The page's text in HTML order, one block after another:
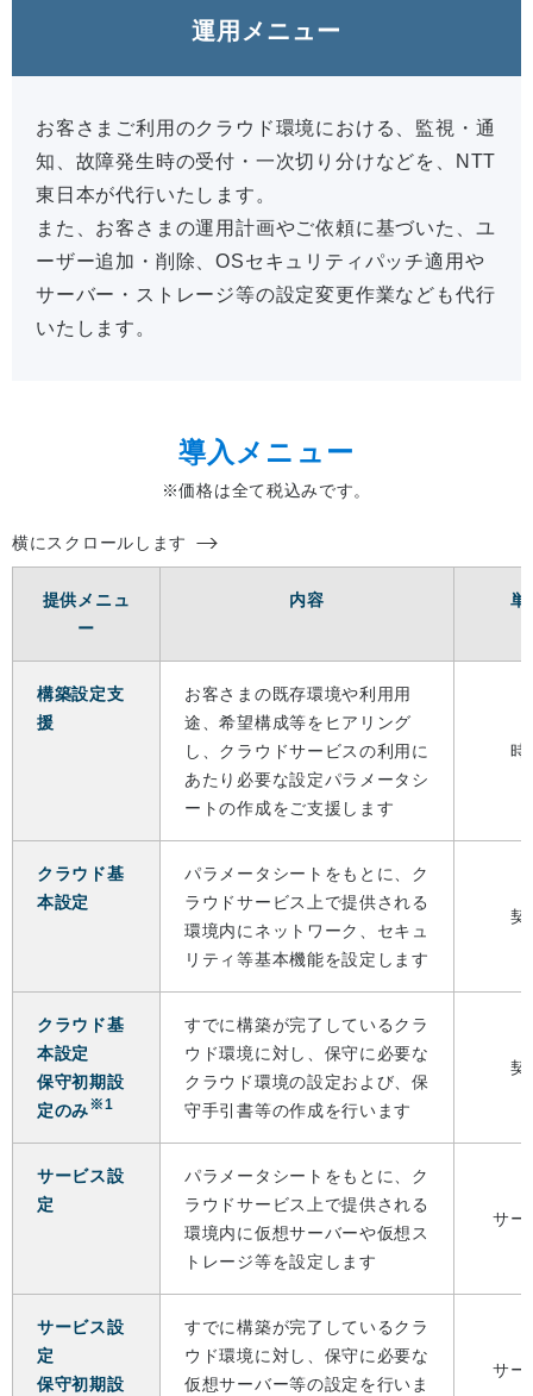
運用メニュー
お客さまご利用のクラウド環境における、監視・通
知、故障発生時の受付・一次切り分けなどを、NTT
東日本が代行いたします。
また、お客さまの運用計画やご依頼に基づいた、ユ
ーザー追加・削除、OSセキュリティパッチ適用や
サーバー・ストレージ等の設定変更作業なども代行
いたします。
導入メニュー
※価格は全て税込みです。
横にスクロールします
提供メニュ
ー
内容 単
構築設定支
援
お客さまの既存環境や利用用
途、希望構成等をヒアリング
し、クラウドサービスの利用に
あたり必要な設定パラメータシ
ートの作成をご支援します
時
クラウド基
本設定
パラメータシートをもとに、ク
ラウドサービス上で提供される
環境内にネットワーク、セキュ
リティ等基本機能を設定します
契
クラウド基
本設定
保守初期設
定のみ※1
すでに構築が完了しているクラ
ウド環境に対し、保守に必要な
クラウド環境の設定および、保
守手引書等の作成を行います
契
サービス設
定
パラメータシートをもとに、ク
ラウドサービス上で提供される
環境内に仮想サーバーや仮想ス
トレージ等を設定します
サー
サービス設
定
保守初期設
すでに構築が完了しているクラ
ウド環境に対し、保守に必要な
仮想サーバー等の設定を行いま
サー